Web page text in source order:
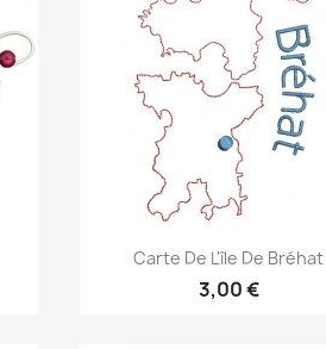
Aperçu rapide
Carte De L'île De Bréhat
3,00 €